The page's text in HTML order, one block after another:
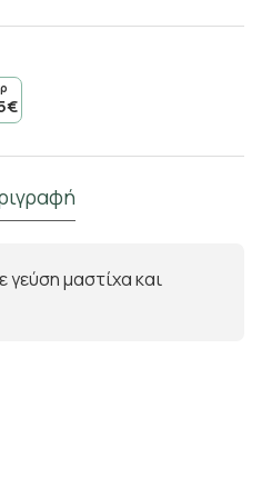
γεύση μαστίχα και